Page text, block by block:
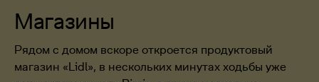
Магазины
Рядом с домом вскоре откроется продуктовый
магазин «Lidl», в нескольких минутах ходьбы уже